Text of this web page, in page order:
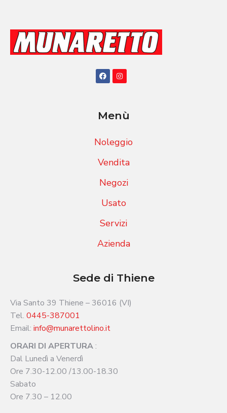
Menù
Noleggio
Vendita
Negozi
Usato
Servizi
Azienda
Sede di Thiene
Via Santo 39 Thiene – 36016 (VI)
Tel. 0445-387001
Email: info@munarettolino.it
ORARI DI APERTURA:
Dal Lunedì a Venerdì
Ore 7.30-12.00 /13.00-18.30
Sabato
Ore 7.30 – 12.00